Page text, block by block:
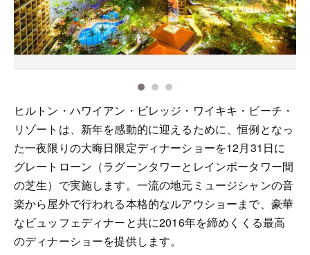
ヒルトン・ハワイアン・ビレッジ・ワイキキ・ビーチ・
リゾートは、新年を感動的に迎えるために、恒例となっ
た一夜限りの大晦日限定ディナーショーを12月31日に
グレートローン（ラグーンタワーとレインボータワー間
の芝生）で実施します。一流の地元ミュージシャンの音
楽から屋外で行われる本格的なルアウショーまで、豪華
なビュッフェディナーと共に2016年を締めくくる最高
のディナーショーを提供します。